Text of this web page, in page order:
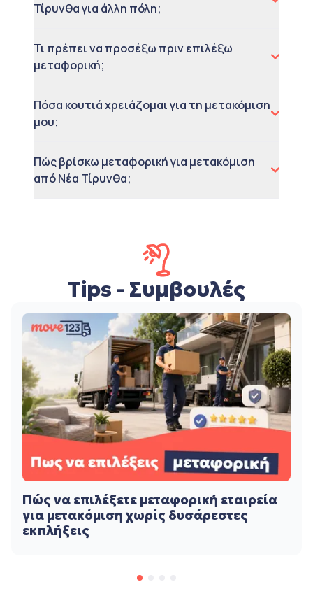
Τίρυνθα για άλλη πόλη;
Τι πρέπει να προσέξω πριν επιλέξω
μεταφορική;
Πόσα κουτιά χρειάζομαι για τη μετακόμιση
μου;
Πώς βρίσκω μεταφορική για μετακόμιση
από Νέα Τίρυνθα;
Tips - Συμβουλές
Πώς να επιλέξετε μεταφορική εταιρεία
για μετακόμιση χωρίς δυσάρεστες
εκπλήξεις